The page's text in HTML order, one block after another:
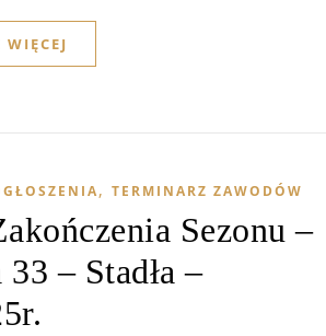
, TERMINARZ ZAWODÓW
Sezonu –
33 – Stadła –